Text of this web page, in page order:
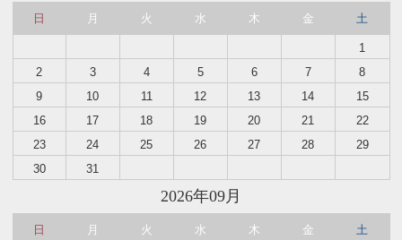
日 月 火 水 木 金 土
1
2
3 4 5 6 7
8
9
10 11 12 13 14
15
16
17 18 19 20 21
22
23
24 25 26 27 28
29
30
31
2026年09月
日 月 火 水 木 金 土